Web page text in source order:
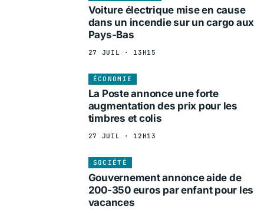
Voiture électrique mise en cause
dans un incendie sur un cargo aux
Pays-Bas
27 JUIL · 13H15
ÉCONOMIE
La Poste annonce une forte
augmentation des prix pour les
timbres et colis
27 JUIL · 12H13
SOCIÉTÉ
Gouvernement annonce aide de
200-350 euros par enfant pour les
vacances